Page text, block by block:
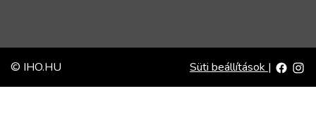
© IHO.HU Süti beállítások |